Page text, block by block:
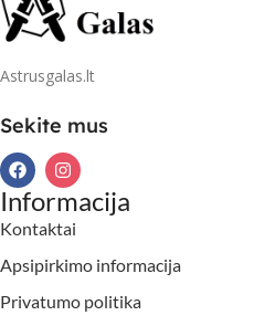
Astrusgalas.lt
Sekite mus
Informacija
Kontaktai
Apsipirkimo informacija
Privatumo politika